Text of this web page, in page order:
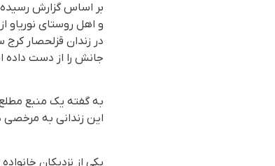
در زندان قزلحصار
جانش را از دست
به گفته یک منبع
این زندانی به مرخصی